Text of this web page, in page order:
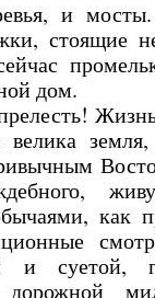
и
стоящие
дом.
как
и суетой,